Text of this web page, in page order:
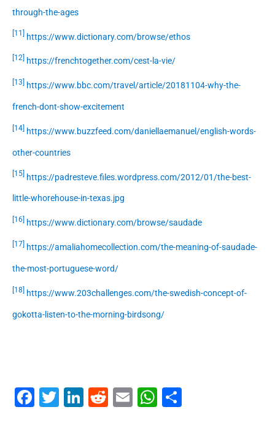
through-the-ages
[11] https://www.dictionary.com/browse/ethos
[12] https://frenchtogether.com/cest-la-vie/
[13] https://www.bbc.com/travel/article/20181104-why-the-
french-dont-show-excitement
[14] https://www.buzzfeed.com/daniellaemanuel/english-words-
other-countries
[15] https://padresteve.files.wordpress.com/2012/01/the-best-
little-whorehouse-in-texas.jpg
[16] https://www.dictionary.com/browse/saudade
[17] https://amaliahomecollection.com/the-meaning-of-saudade-
the-most-portuguese-word/
[18] https://www.203challenges.com/the-swedish-concept-of-
gokotta-listen-to-the-morning-birdsong/
Facebook
Twitter
LinkedIn
RedditEmail
WhatsApp